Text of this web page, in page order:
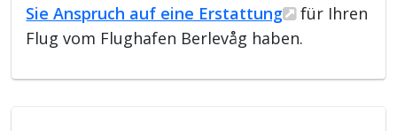
Sie Anspruch auf eine Erstattung
für Ihren
Flug vom Flughafen Berlevåg haben.